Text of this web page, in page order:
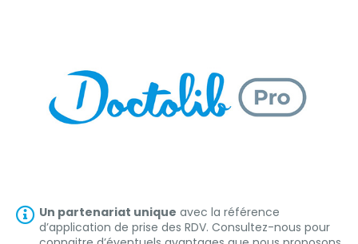
Un partenariat unique avec la référence
d’application de prise des RDV. Consultez-nous pour